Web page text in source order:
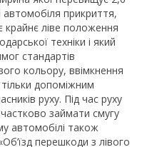
прикриття,
крайнє ліве положення
техніки і який
стандартів
кольору, ввімкнення
допоміжним
руху. Під час руху
займати смугу
автомобілі також
перешкоди з лівого